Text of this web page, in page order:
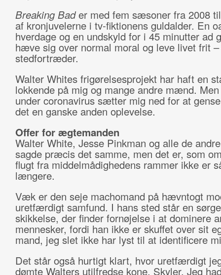
Breaking Bader med fem sæsoner fra 2008
af kronjuvelerne i tv-fiktionens guldalder. En
hverdage og en undskyld for i 45 minutter ad
hæve sig over normal moral og leve livet frit
stedfortræder.
Walter Whites frigørelsesprojekt har haft en
lokkende på mig og mange andre mænd.
under coronavirus sætter mig ned for at
det en ganske anden oplevelse.
Offer for ægtemanden
Walter White, Jesse Pinkman og alle de
sagde præcis det samme, men det er, som
flugt fra middelmådighedens rammer ikke er
længere.
Væk er den seje machomand på hævntogt
uretfærdigt samfund. I hans sted står en
skikkelse, der finder fornøjelse i at dominere
mennesker, fordi han ikke er skuffet over sit
mand, jeg slet ikke har lyst til at identificere
Det står også hurtigt klart, hvor uretfærdigt
dømte Walters utilfredse kone, Skyler. Jeg